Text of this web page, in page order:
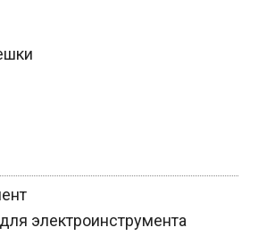
электроинструмента